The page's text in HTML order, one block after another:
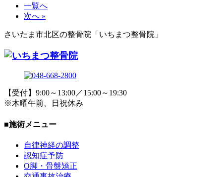
一覧へ
次へ »
さいたま市北区の整骨院「いちまつ整骨院」
【受付】9:00～13:00／15:00～19:30
※木曜午前、日祝休み
■施術メニュー
自律神経の調整
認知症予防
O脚・骨盤矯正